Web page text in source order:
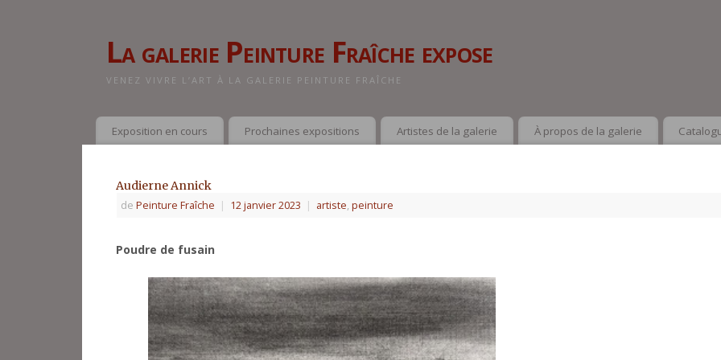
La galerie Peinture Fraîche expose
VENEZ VIVRE L’ART À LA GALERIE PEINTURE FRAÎCHE
Exposition en cours Prochaines expositions Artistes de la galerie À propos de la galerie
Audierne Annick
de Peinture Fraîche | 12 janvier 2023 | artiste, peinture
Poudre de fusain